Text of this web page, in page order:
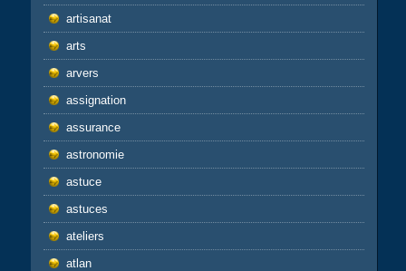
artisanat
arts
arvers
assignation
assurance
astronomie
astuce
astuces
ateliers
atlan